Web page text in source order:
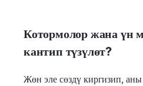
Котормолор жана үн
кантип түзүлөт?
Жөн эле сөздү киргизип,